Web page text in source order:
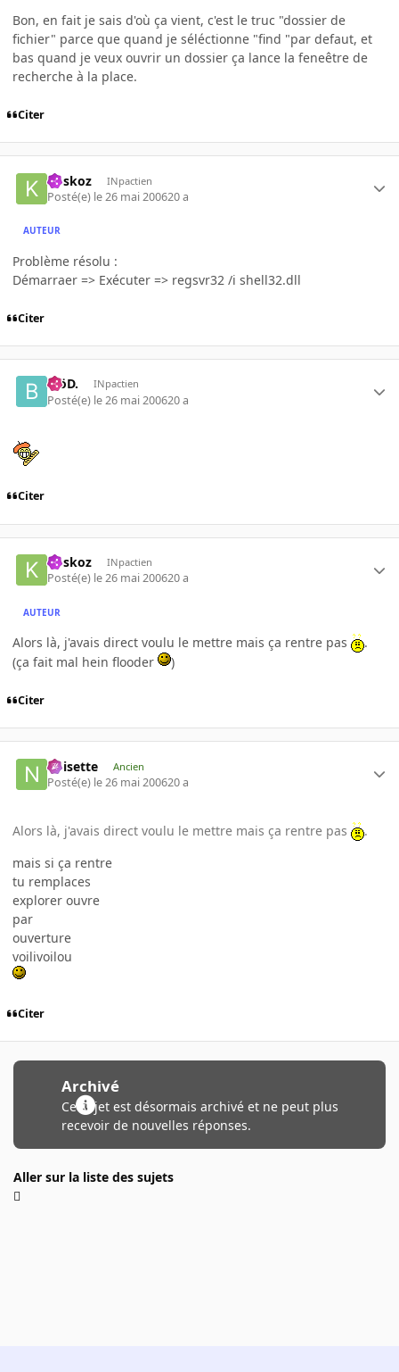
Bon, en fait je sais d'où ça vient, c'est le truc "dossier de
fichier" parce que quand je séléctionne "find "par defaut, et
bas quand je veux ouvrir un dossier ça lance la feneêtre de
recherche à la place.
Citer
koskoz INpactien
Posté(e) le 26 mai 200620 a
AUTEUR
Problème résolu :
Démarraer => Exécuter => regsvr32 /i shell32.dll
Citer
.BöD. INpactien
Posté(e) le 26 mai 200620 a
Citer
koskoz INpactien
Posté(e) le 26 mai 200620 a
AUTEUR
Alors là, j'avais direct voulu le mettre mais ça rentre pas
.
(ça fait mal hein flooder
)
Citer
noisette Ancien
Posté(e) le 26 mai 200620 a
Alors là, j'avais direct voulu le mettre mais ça rentre pas
.
mais si ça rentre
tu remplaces
explorer ouvre
par
ouverture
voilivoilou
Citer
Archivé
Ce sujet est désormais archivé et ne peut plus
recevoir de nouvelles réponses.
Aller sur la liste des sujets